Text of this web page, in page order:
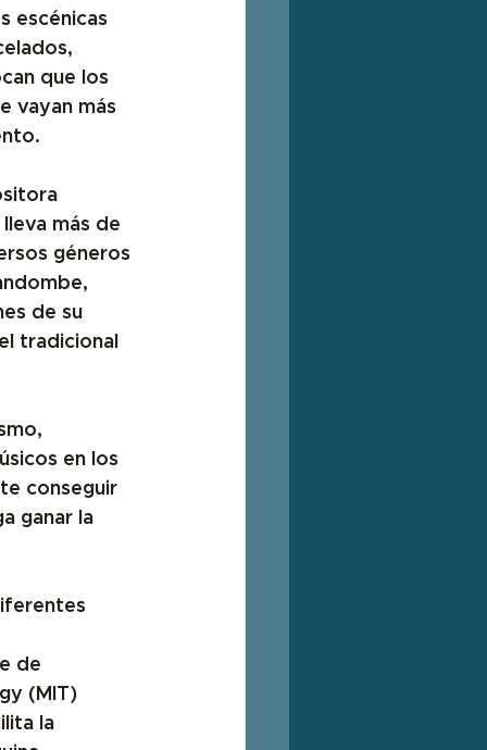
escénicas
que
los
vayan más
más de
géneros
de su
tradicional
en los
conseguir
ganar la
de
(MIT)
la